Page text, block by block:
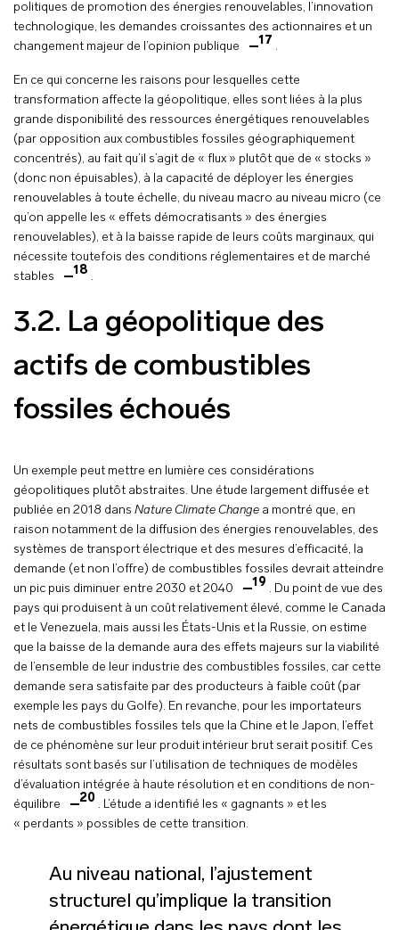
politiques de promotion des énergies renouvelables, l’innovation
technologique, les demandes croissantes des actionnaires et un
changement majeur de l’opinion publique
17 .
En ce qui concerne les raisons pour lesquelles cette
transformation affecte la géopolitique, elles sont liées à la plus
grande disponibilité des ressources énergétiques renouvelables
(par opposition aux combustibles fossiles géographiquement
concentrés), au fait qu’il s’agit de « flux » plutôt que de « stocks »
(donc non épuisables), à la capacité de déployer les énergies
renouvelables à toute échelle, du niveau macro au niveau micro (ce
qu’on appelle les « effets démocratisants » des énergies
renouvelables), et à la baisse rapide de leurs coûts marginaux, qui
nécessite toutefois des conditions réglementaires et de marché
stables
18 .
3.2. La géopolitique des
actifs de combustibles
fossiles échoués
Un exemple peut mettre en lumière ces considérations
géopolitiques plutôt abstraites. Une étude largement diffusée et
publiée en 2018 dans Nature Climate Change a montré que, en
raison notamment de la diffusion des énergies renouvelables, des
systèmes de transport électrique et des mesures d’efficacité, la
demande (et non l’offre) de combustibles fossiles devrait atteindre
un pic puis diminuer entre 2030 et 2040
19 . Du point de vue des
pays qui produisent à un coût relativement élevé, comme le Canada
et le Venezuela, mais aussi les États-Unis et la Russie, on estime
que la baisse de la demande aura des effets majeurs sur la viabilité
de l’ensemble de leur industrie des combustibles fossiles, car cette
demande sera satisfaite par des producteurs à faible coût (par
exemple les pays du Golfe). En revanche, pour les importateurs
nets de combustibles fossiles tels que la Chine et le Japon, l’effet
de ce phénomène sur leur produit intérieur brut serait positif. Ces
résultats sont basés sur l’utilisation de techniques de modèles
d’évaluation intégrée à haute résolution et en conditions de non-
équilibre
20 . L’étude a identifié les « gagnants » et les
« perdants » possibles de cette transition.
Au niveau national, l’ajustement
structurel qu’implique la transition